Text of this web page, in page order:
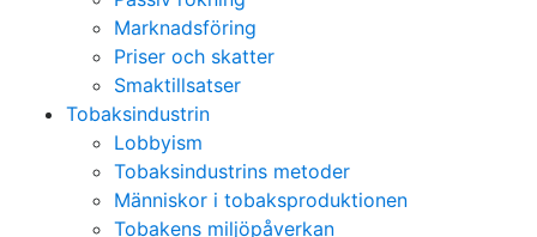
Marknadsföring
Priser och skatter
Smaktillsatser
Tobaksindustrin
Lobbyism
Tobaksindustrins metoder
Människor i tobaksproduktionen
Tobakens miljöpåverkan